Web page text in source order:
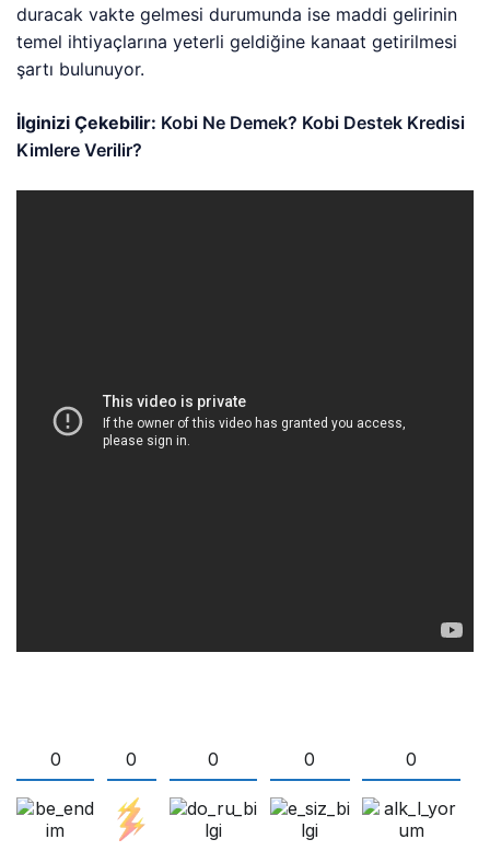
duracak vakte gelmesi durumunda ise maddi gelirinin
temel ihtiyaçlarına yeterli geldiğine kanaat getirilmesi
şartı bulunuyor.
İlginizi Çekebilir: Kobi Ne Demek? Kobi Destek Kredisi
Kimlere Verilir?
0 0 0 0 0